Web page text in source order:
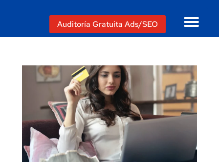
Auditoría Gratuita Ads/SEO